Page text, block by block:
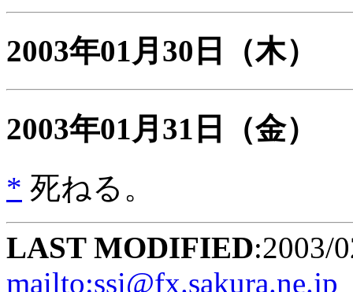
2003年01月30日 （木）
2003年01月31日
（金）
* 死ねる。
LAST MODIFIED:2003/
mailto:ssi@fx.sakura.ne.jp